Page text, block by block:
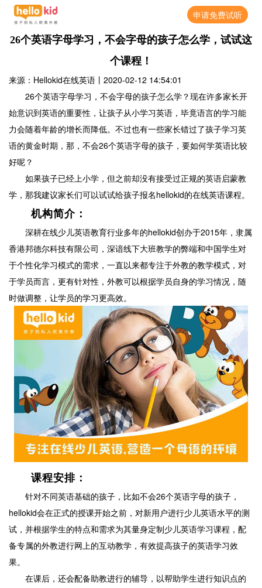
申请免费试听
26个英语字母学习，不会字母的孩子怎么学，试试这
个课程！
来源：Hellokid在线英语 丨 2020-02-12 14:54:01
26个英语字母学习，不会字母的孩子怎么学？现在许多家长开
始意识到英语的重要性，让孩子从小学习英语，毕竟语言的学习能
力会随着年龄的增长而降低。不过也有一些家长错过了孩子学习英
语的黄金时期，那，不会26个英语字母的孩子，要如何学英语比较
好呢？
如果孩子已经上小学，但之前却没有接受过正规的英语启蒙教
学，那我建议家长们可以试试给孩子报名hellokid的在线英语课程。
机构简介：
深耕在线少儿英语教育行业多年的hellokid创办于2015年，隶属
香港邦德尔科技有限公司，深谙线下大班教学的弊端和中国学生对
于个性化学习模式的需求，一直以来都专注于外教的教学模式，对
于学员而言，更有针对性，外教可以根据学员自身的学习情况，随
时做调整，让学员的学习更高效。
课程安排：
针对不同英语基础的孩子，比如不会26个英语字母的孩子，
hellokid会在正式的授课开始之前，对新用户进行少儿英语水平的测
试，并根据学生的特点和需求为其量身定制少儿英语学习课程，配
备专属的外教进行网上的互动教学，有效提高孩子的英语学习效
果。
在课后，还会配备助教进行的辅导，以帮助学生进行知识点的